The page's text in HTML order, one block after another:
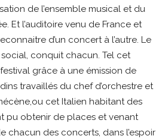
de l’ensemble musical et du
Et l’auditoire venu de France et
d’un concert à l’autre. Le
conquit chacun. Tel cet
grâce à une émission de
travaillés du chef d’orchestre et
cet Italien habitant des
pu obtenir de places et venant
chacun des concerts, dans l’espoir